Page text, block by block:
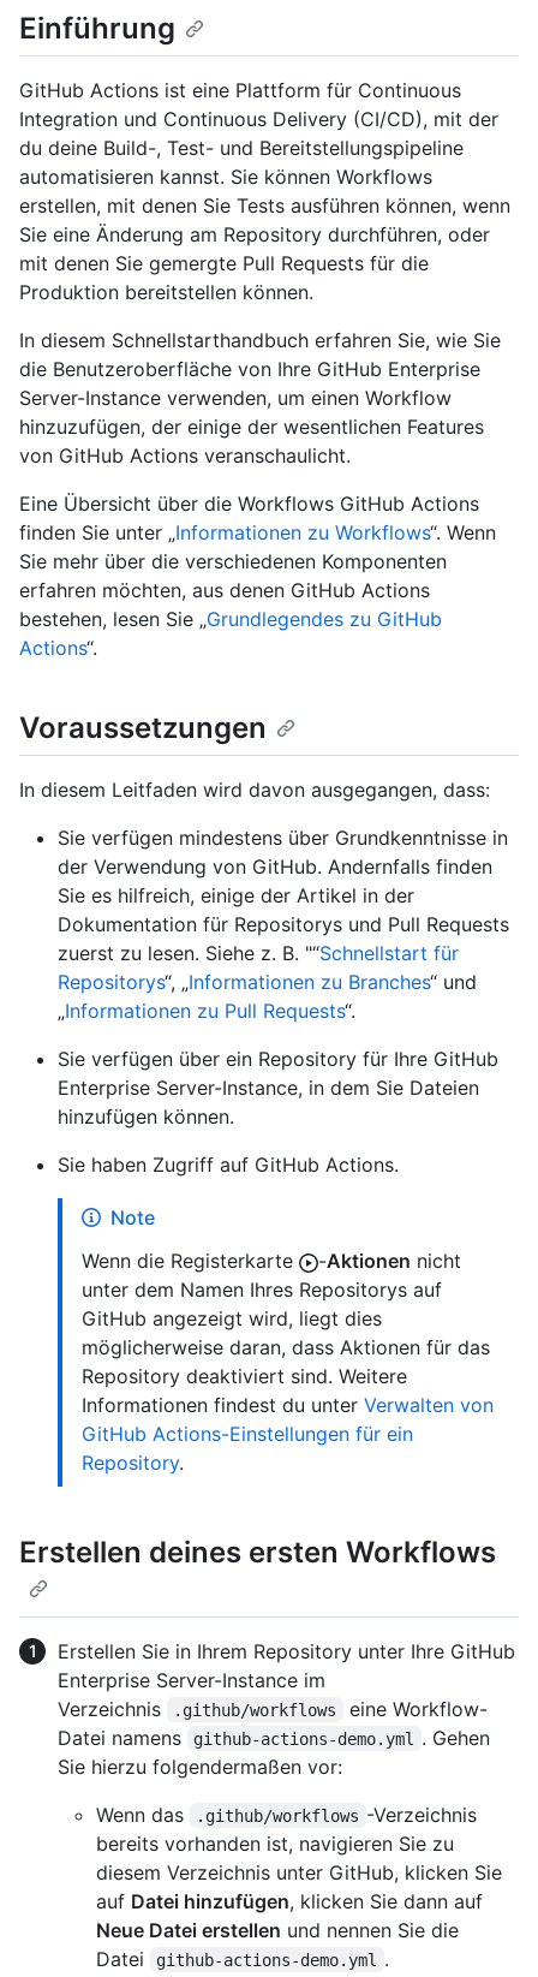
Einführung
GitHub Actions ist eine Plattform für Continuous
Integration und Continuous Delivery (CI/CD), mit der
du deine Build-, Test- und Bereitstellungspipeline
automatisieren kannst. Sie können Workflows
erstellen, mit denen Sie Tests ausführen können, wenn
Sie eine Änderung am Repository durchführen, oder
mit denen Sie gemergte Pull Requests für die
Produktion bereitstellen können.
In diesem Schnellstarthandbuch erfahren Sie, wie Sie
die Benutzeroberfläche von Ihre GitHub Enterprise
Server-Instance verwenden, um einen Workflow
hinzuzufügen, der einige der wesentlichen Features
von GitHub Actions veranschaulicht.
Eine Übersicht über die Workflows GitHub Actions
finden Sie unter „Informationen zu Workflows“. Wenn
Sie mehr über die verschiedenen Komponenten
erfahren möchten, aus denen GitHub Actions
bestehen, lesen Sie „Grundlegendes zu GitHub
Actions“.
Voraussetzungen
In diesem Leitfaden wird davon ausgegangen, dass:
Sie verfügen mindestens über Grundkenntnisse in
der Verwendung von GitHub. Andernfalls finden
Sie es hilfreich, einige der Artikel in der
Dokumentation für Repositorys und Pull Requests
zuerst zu lesen. Siehe z. B. "“Schnellstart für
Repositorys“, „Informationen zu Branches“ und
„Informationen zu Pull Requests“.
Sie verfügen über ein Repository für Ihre GitHub
Enterprise Server-Instance, in dem Sie Dateien
hinzufügen können.
Sie haben Zugriff auf GitHub Actions.
Note
Wenn die Registerkarte
-Aktionen nicht
unter dem Namen Ihres Repositorys auf
GitHub angezeigt wird, liegt dies
möglicherweise daran, dass Aktionen für das
Repository deaktiviert sind. Weitere
Informationen findest du unter Verwalten von
GitHub Actions-Einstellungen für ein
Repository.
Erstellen deines ersten Workflows
Erstellen Sie in Ihrem Repository unter Ihre GitHub
Enterprise Server-Instance im
Verzeichnis
.github/workflows
eine Workflow-
Datei namens
github-actions-demo.yml
. Gehen
Sie hierzu folgendermaßen vor:
Wenn das
.github/workflows -Verzeichnis
bereits vorhanden ist, navigieren Sie zu
diesem Verzeichnis unter GitHub, klicken Sie
auf Datei hinzufügen, klicken Sie dann auf
Neue Datei erstellen und nennen Sie die
Datei
github-actions-demo.yml .